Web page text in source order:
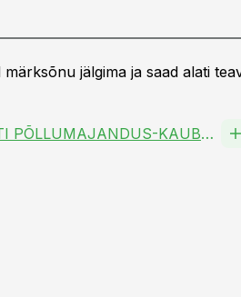
märksõnu jälgima ja saad alati
EESTI PÕLLUMAJANDUS-KAUBANDUSKODA MTÜ